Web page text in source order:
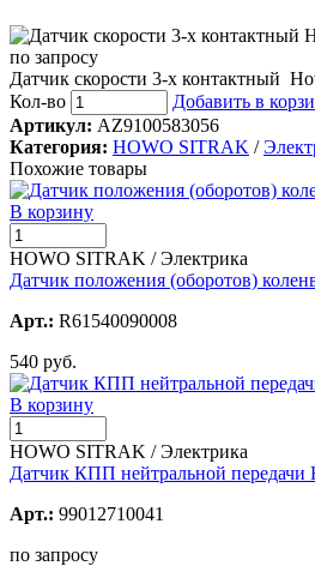
по запросу
Датчик скорости 3-х контактный
Кол-во
Добавить в
Артикул: AZ9100583056
Категория: HOWO SITRAK /
Похожие товары
В корзину
HOWO SITRAK / Электрика
Датчик положения (оборотов)
Арт.: R61540090008
540 руб.
В корзину
HOWO SITRAK / Электрика
Датчик КПП нейтральной передачи
Арт.: 99012710041
по запросу